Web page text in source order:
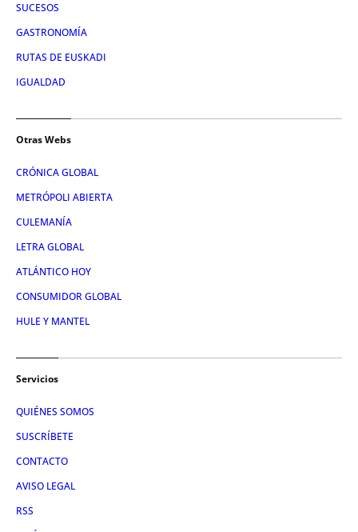
SUCESOS
GASTRONOMÍA
RUTAS DE EUSKADI
IGUALDAD
Otras Webs
CRÓNICA GLOBAL
METRÓPOLI ABIERTA
CULEMANÍA
LETRA GLOBAL
ATLÁNTICO HOY
CONSUMIDOR GLOBAL
HULE Y MANTEL
Servicios
QUIÉNES SOMOS
SUSCRÍBETE
CONTACTO
AVISO LEGAL
RSS